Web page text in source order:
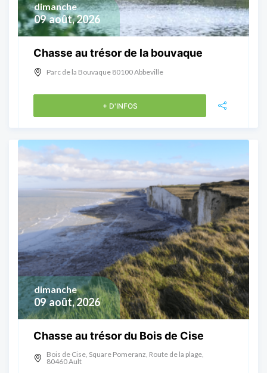
09 août, 2026
dimanche
Chasse au trésor de la bouvaque
Parc de la Bouvaque 80100 Abbeville
+ D'INFOS
09 août, 2026
dimanche
Chasse au trésor du Bois de Cise
Bois de Cise, Square Pomeranz, Route de la plage,
80460 Ault